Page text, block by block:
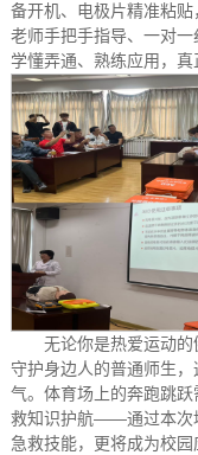
备开机、电极片精准粘
老师手把手指导、一对
学懂弄通、熟练应用，真
无论你是热爱运动
守护身边人的普通师生
气。体育场上的奔跑跳
救知识护航——通过本次
急救技能，更将成为校